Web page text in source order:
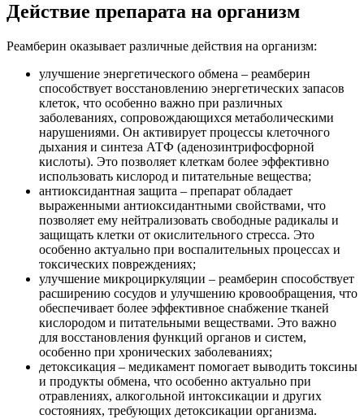
Действие препарата на организм
Реамберин оказывает различные действия на организм:
улучшение энергетического обмена – реамберин
способствует восстановлению энергетических запасов
клеток, что особенно важно при различных
заболеваниях, сопровождающихся метаболическими
нарушениями. Он активирует процессы клеточного
дыхания и синтеза АТФ (аденозинтрифосфорной
кислоты). Это позволяет клеткам более эффективно
использовать кислород и питательные вещества;
антиоксидантная защита – препарат обладает
выраженными антиоксидантными свойствами, что
позволяет ему нейтрализовать свободные радикалы и
защищать клетки от окислительного стресса. Это
особенно актуально при воспалительных процессах и
токсических повреждениях;
улучшение микроциркуляции – реамберин способствует
расширению сосудов и улучшению кровообращения, что
обеспечивает более эффективное снабжение тканей
кислородом и питательными веществами. Это важно
для восстановления функций органов и систем,
особенно при хронических заболеваниях;
детоксикация – медикамент помогает выводить токсины
и продукты обмена, что особенно актуально при
отравлениях, алкогольной интоксикации и других
состояниях, требующих детоксикации организма.